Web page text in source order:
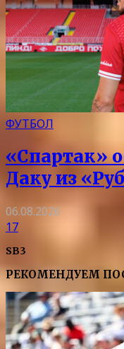
ФУТБОЛ
«Спартак»
Даку из
06.08.2026
17
SB3
РЕКОМЕНДУЕМ